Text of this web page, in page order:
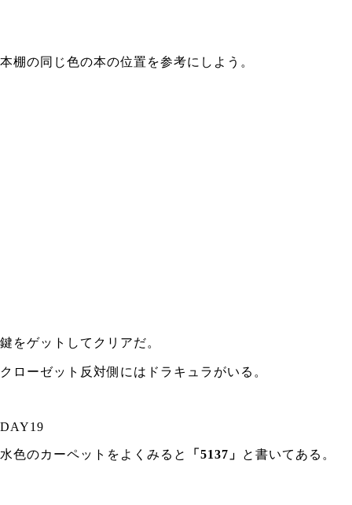
本棚の同じ色の本の位置を参考にしよう。
鍵をゲットしてクリアだ。
クローゼット反対側にはドラキュラがいる。
DAY19
水色のカーペットをよくみると 「5137」 と書いてある。